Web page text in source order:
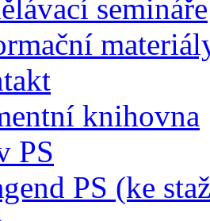
semináře
knihovna
PS
PS (ke